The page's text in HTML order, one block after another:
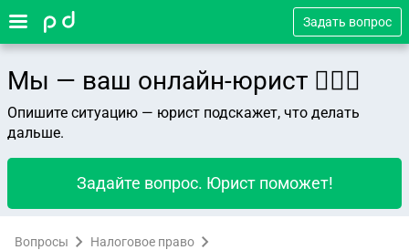
Задать вопрос
Мы — ваш онлайн-юрист 👨🏻‍⚖️
Опишите ситуацию — юрист подскажет, что делать
дальше.
Задайте вопрос. Юрист поможет!
Вопросы Налоговое право